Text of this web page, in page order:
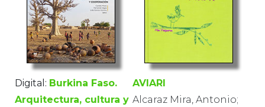
Digital: Burkina Faso.
Arquitectura, cultura y
AVIARI
Alcaraz Mira, Antonio;